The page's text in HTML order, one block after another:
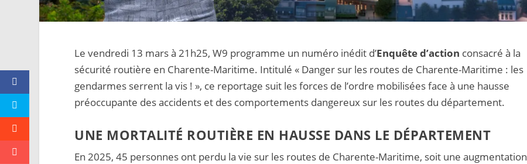
Le vendredi 13 mars à 21h25, W9 programme un numéro inédit d’Enquête d’action consacré à la
sécurité routière en Charente-Maritime. Intitulé « Danger sur les routes de Charente-Maritime : les
gendarmes serrent la vis ! », ce reportage suit les forces de l’ordre mobilisées face à une hausse
préoccupante des accidents et des comportements dangereux sur les routes du département.
UNE MORTALITÉ ROUTIÈRE EN HAUSSE DANS LE DÉPARTEMENT
En 2025, 45 personnes ont perdu la vie sur les routes de Charente-Maritime, soit une augmentation